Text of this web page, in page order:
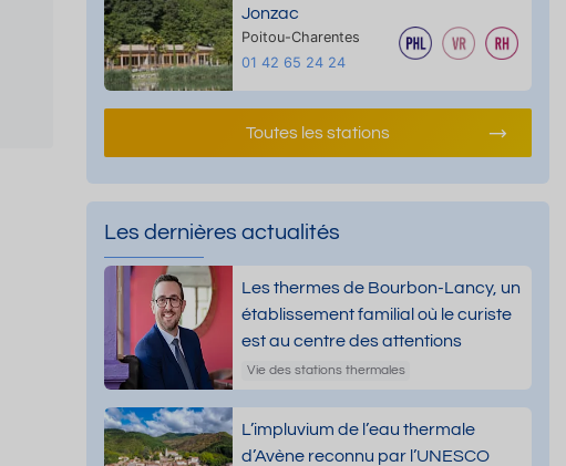
Jonzac
Poitou-Charentes
01 42 65 24 24
Toutes les stations
Les dernières actualités
Les thermes de Bourbon-Lancy, un
établissement familial où le curiste
est au centre des attentions
Vie des stations thermales
L’impluvium de l’eau thermale
d’Avène reconnu par l’UNESCO